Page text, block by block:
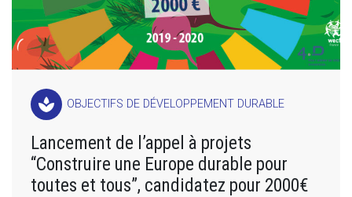
spa OBJECTIFS DE DÉVELOPPEMENT DURABLE
Lancement de l’appel à projets
“Construire une Europe durable pour
toutes et tous”, candidatez pour 2000€